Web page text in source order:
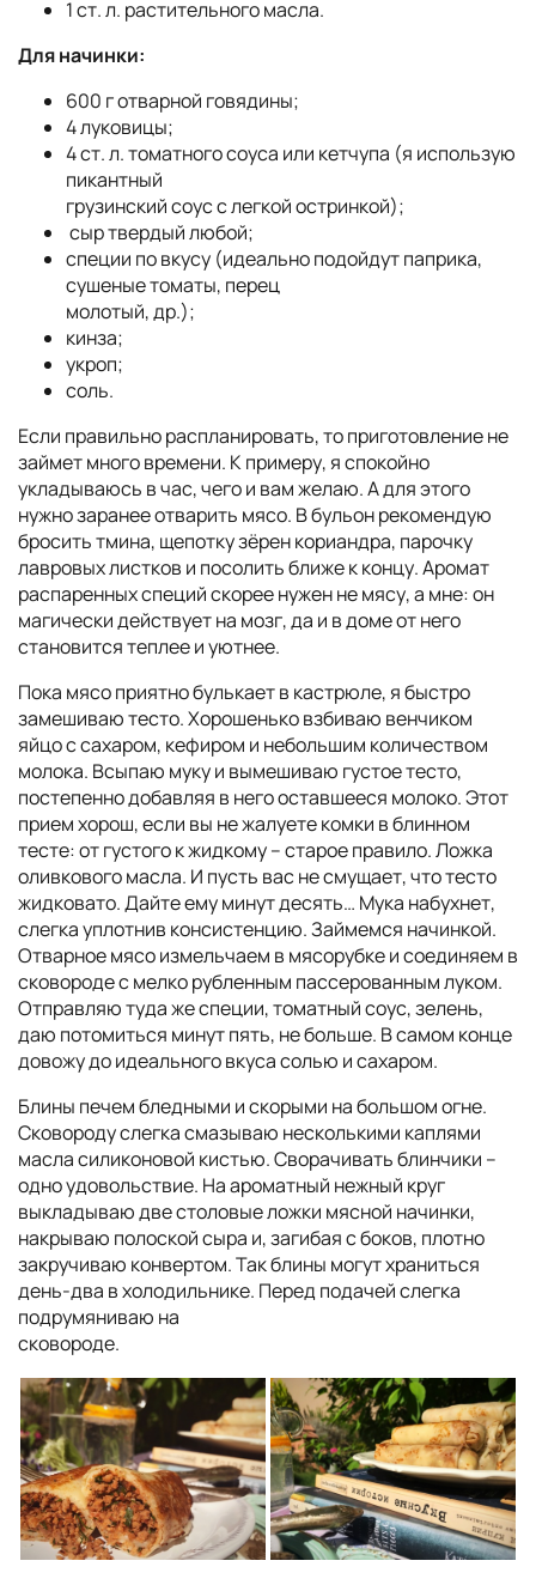
1 ст. л. растительного масла.
Для начинки:
600 г отварной говядины;
4 луковицы;
4 ст. л. томатного соуса или кетчупа (я использую
пикантный
грузинский соус с легкой остринкой);
сыр твердый любой;
специи по вкусу (идеально подойдут паприка,
сушеные томаты, перец
молотый, др.);
кинза;
укроп;
соль.
Если правильно распланировать, то приготовление не
займет много времени. К примеру, я спокойно
укладываюсь в час, чего и вам желаю. А для этого
нужно заранее отварить мясо. В бульон рекомендую
бросить тмина, щепотку зёрен кориандра, парочку
лавровых листков и посолить ближе к концу. Аромат
распаренных специй скорее нужен не мясу, а мне: он
магически действует на мозг, да и в доме от него
становится теплее и уютнее.
Пока мясо приятно булькает в кастрюле, я быстро
замешиваю тесто. Хорошенько взбиваю венчиком
яйцо с сахаром, кефиром и небольшим количеством
молока. Всыпаю муку и вымешиваю густое тесто,
постепенно добавляя в него оставшееся молоко. Этот
прием хорош, если вы не жалуете комки в блинном
тесте: от густого к жидкому – старое правило. Ложка
оливкового масла. И пусть вас не смущает, что тесто
жидковато. Дайте ему минут десять… Мука набухнет,
слегка уплотнив консистенцию. Займемся начинкой.
Отварное мясо измельчаем в мясорубке и соединяем в
сковороде с мелко рубленным пассерованным луком.
Отправляю туда же специи, томатный соус, зелень,
даю потомиться минут пять, не больше. В самом конце
довожу до идеального вкуса солью и сахаром.
Блины печем бледными и скорыми на большом огне.
Сковороду слегка смазываю несколькими каплями
масла силиконовой кистью. Сворачивать блинчики –
одно удовольствие. На ароматный нежный круг
выкладываю две столовые ложки мясной начинки,
накрываю полоской сыра и, загибая с боков, плотно
закручиваю конвертом. Так блины могут храниться
день-два в холодильнике. Перед подачей слегка
подрумяниваю на
сковороде.